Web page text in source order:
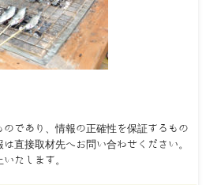
であり、情報の正確性を保証するもの
直接取材先へお問い合わせください。
たします。